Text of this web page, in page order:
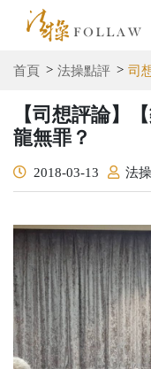
首頁 法操點評 司
【司想評論】
龍無罪？
2018-03-13 法